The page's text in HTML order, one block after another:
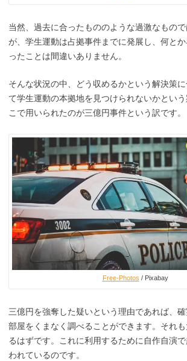
当然、過去に合ったもののような過激なもの
が、学生運動は占拠事件までに発展し、何と
ったことは間違いありません。
そんな状況の中、どう収めるかという解決策
て学生運動の本拠地を見つけられないかとい
こで用いられたのが三億円事件という訳です。
Free-Photos / Pixabay
三億円を強奪した疑いという理由であれば、
部屋をくまなく調べることができます。それも
るはずです。これに利用するために自作自演
われているのです。